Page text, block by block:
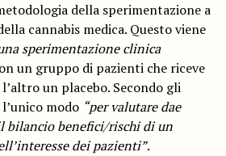
della sperimentazione a
cannabis medica. Questo viene
sperimentazione clinica
un gruppo di pazienti che riceve
un placebo. Secondo gli
modo “per valutare dae
bilancio benefici/rischi di un
dei pazienti”.